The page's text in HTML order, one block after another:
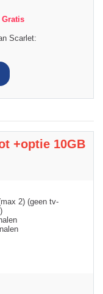
Gratis
Scarlet:
+optie 10GB
2) (geen tv-